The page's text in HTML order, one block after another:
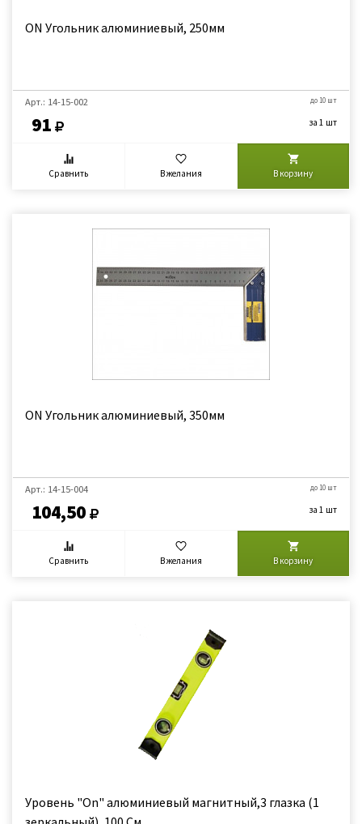
ON Угольник алюминиевый, 250мм
Арт.: 14-15-002
91
до 10 шт
за 1 шт
Сравнить В желания В корзину
ON Угольник алюминиевый, 350мм
Арт.: 14-15-004
104,50
до 10 шт
за 1 шт
Сравнить В желания В корзину
Уровень "On" алюминиевый магнитный,3 глазка (1